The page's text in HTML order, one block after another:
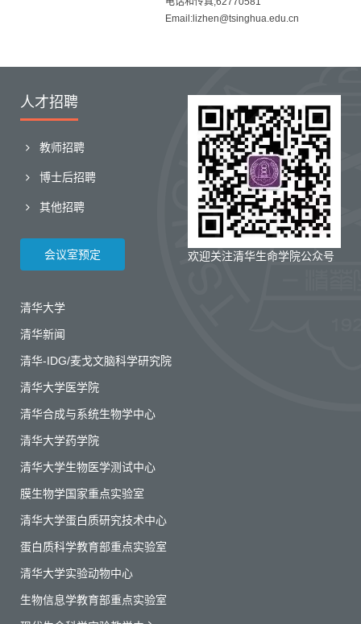
Email:lizhen@tsinghua.edu.cn
欢迎关注清华生命学院公众号
人才招聘
教师招聘
博士后招聘
其他招聘
会议室预定
清华大学
清华新闻
清华-IDG/麦戈文脑科学研究院
清华大学医学院
清华合成与系统生物学中心
清华大学药学院
清华大学生物医学测试中心
膜生物学国家重点实验室
清华大学蛋白质研究技术中心
蛋白质科学教育部重点实验室
清华大学实验动物中心
生物信息学教育部重点实验室